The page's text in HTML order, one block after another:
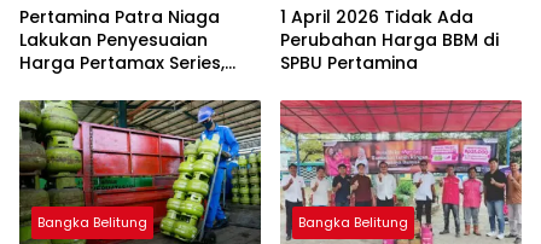
Pertamina Patra Niaga
Lakukan Penyesuaian
Harga Pertamax Series,
Subsidi Tetap
1 April 2026 Tidak Ada
Perubahan Harga BBM di
SPBU Pertamina
Bangka Belitung Bangka Belitung